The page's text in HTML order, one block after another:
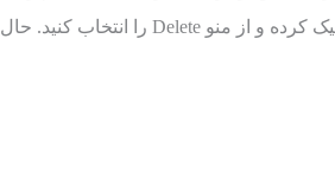
در فولدری قرار میگیرند. برای حذف فولدر کافیست روی آن راست کلیک کرده و از منو Delete را انتخاب کنید. حال